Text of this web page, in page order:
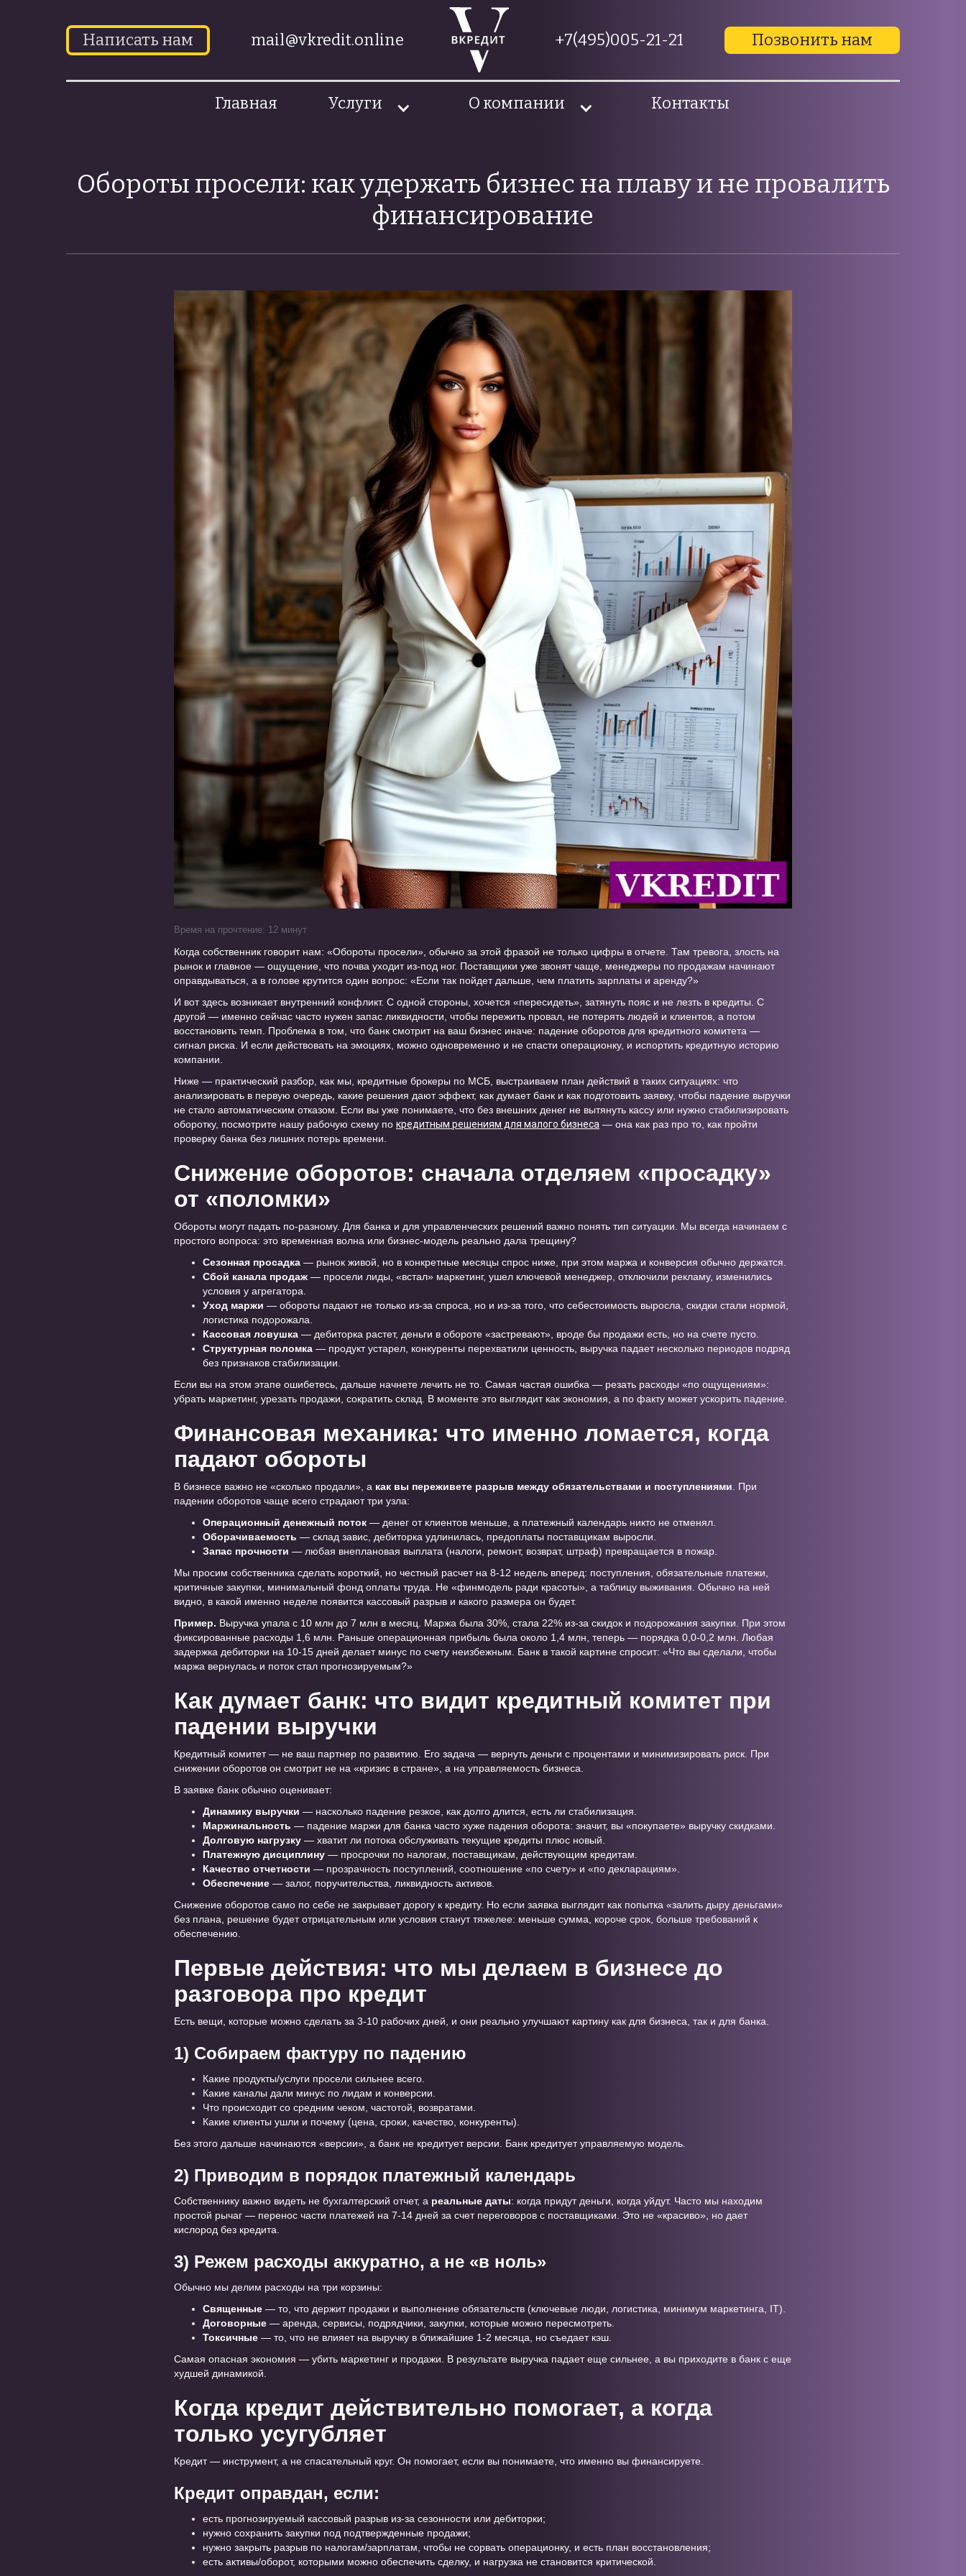
Написать нам mail@vkredit.online +7(495)005-21-21 Позвонить нам
Главная Услуги О компании Контакты
Обороты просели: как удержать бизнес на плаву и не провалить
финансирование
Время на прочтение: 12 минут
Когда собственник говорит нам: «Обороты просели», обычно за этой фразой не только цифры в отчете. Там тревога, злость на
рынок и главное — ощущение, что почва уходит из-под ног. Поставщики уже звонят чаще, менеджеры по продажам начинают
оправдываться, а в голове крутится один вопрос: «Если так пойдет дальше, чем платить зарплаты и аренду?»
И вот здесь возникает внутренний конфликт. С одной стороны, хочется «пересидеть», затянуть пояс и не лезть в кредиты. С
другой — именно сейчас часто нужен запас ликвидности, чтобы пережить провал, не потерять людей и клиентов, а потом
восстановить темп. Проблема в том, что банк смотрит на ваш бизнес иначе: падение оборотов для кредитного комитета —
сигнал риска. И если действовать на эмоциях, можно одновременно и не спасти операционку, и испортить кредитную историю
компании.
Ниже — практический разбор, как мы, кредитные брокеры по МСБ, выстраиваем план действий в таких ситуациях: что
анализировать в первую очередь, какие решения дают эффект, как думает банк и как подготовить заявку, чтобы падение выручки
не стало автоматическим отказом. Если вы уже понимаете, что без внешних денег не вытянуть кассу или нужно стабилизировать
оборотку, посмотрите нашу рабочую схему по кредитным решениям для малого бизнеса — она как раз про то, как пройти
проверку банка без лишних потерь времени.
Снижение оборотов: сначала отделяем «просадку»
от «поломки»
Обороты могут падать по-разному. Для банка и для управленческих решений важно понять тип ситуации. Мы всегда начинаем с
простого вопроса: это временная волна или бизнес-модель реально дала трещину?
Сезонная просадка — рынок живой, но в конкретные месяцы спрос ниже, при этом маржа и конверсия обычно держатся.
Сбой канала продаж — просели лиды, «встал» маркетинг, ушел ключевой менеджер, отключили рекламу, изменились
условия у агрегатора.
Уход маржи — обороты падают не только из-за спроса, но и из-за того, что себестоимость выросла, скидки стали нормой,
логистика подорожала.
Кассовая ловушка — дебиторка растет, деньги в обороте «застревают», вроде бы продажи есть, но на счете пусто.
Структурная поломка — продукт устарел, конкуренты перехватили ценность, выручка падает несколько периодов подряд
без признаков стабилизации.
Если вы на этом этапе ошибетесь, дальше начнете лечить не то. Самая частая ошибка — резать расходы «по ощущениям»:
убрать маркетинг, урезать продажи, сократить склад. В моменте это выглядит как экономия, а по факту может ускорить падение.
Финансовая механика: что именно ломается, когда
падают обороты
В бизнесе важно не «сколько продали», а как вы переживете разрыв между обязательствами и поступлениями. При
падении оборотов чаще всего страдают три узла:
Операционный денежный поток — денег от клиентов меньше, а платежный календарь никто не отменял.
Оборачиваемость — склад завис, дебиторка удлинилась, предоплаты поставщикам выросли.
Запас прочности — любая внеплановая выплата (налоги, ремонт, возврат, штраф) превращается в пожар.
Мы просим собственника сделать короткий, но честный расчет на 8-12 недель вперед: поступления, обязательные платежи,
критичные закупки, минимальный фонд оплаты труда. Не «финмодель ради красоты», а таблицу выживания. Обычно на ней
видно, в какой именно неделе появится кассовый разрыв и какого размера он будет.
Пример. Выручка упала с 10 млн до 7 млн в месяц. Маржа была 30%, стала 22% из-за скидок и подорожания закупки. При этом
фиксированные расходы 1,6 млн. Раньше операционная прибыль была около 1,4 млн, теперь — порядка 0,0-0,2 млн. Любая
задержка дебиторки на 10-15 дней делает минус по счету неизбежным. Банк в такой картине спросит: «Что вы сделали, чтобы
маржа вернулась и поток стал прогнозируемым?»
Как думает банк: что видит кредитный комитет при
падении выручки
Кредитный комитет — не ваш партнер по развитию. Его задача — вернуть деньги с процентами и минимизировать риск. При
снижении оборотов он смотрит не на «кризис в стране», а на управляемость бизнеса.
В заявке банк обычно оценивает:
Динамику выручки — насколько падение резкое, как долго длится, есть ли стабилизация.
Маржинальность — падение маржи для банка часто хуже падения оборота: значит, вы «покупаете» выручку скидками.
Долговую нагрузку — хватит ли потока обслуживать текущие кредиты плюс новый.
Платежную дисциплину — просрочки по налогам, поставщикам, действующим кредитам.
Качество отчетности — прозрачность поступлений, соотношение «по счету» и «по декларациям».
Обеспечение — залог, поручительства, ликвидность активов.
Снижение оборотов само по себе не закрывает дорогу к кредиту. Но если заявка выглядит как попытка «залить дыру деньгами»
без плана, решение будет отрицательным или условия станут тяжелее: меньше сумма, короче срок, больше требований к
обеспечению.
Первые действия: что мы делаем в бизнесе до
разговора про кредит
Есть вещи, которые можно сделать за 3-10 рабочих дней, и они реально улучшают картину как для бизнеса, так и для банка.
1) Собираем фактуру по падению
Какие продукты/услуги просели сильнее всего.
Какие каналы дали минус по лидам и конверсии.
Что происходит со средним чеком, частотой, возвратами.
Какие клиенты ушли и почему (цена, сроки, качество, конкуренты).
Без этого дальше начинаются «версии», а банк не кредитует версии. Банк кредитует управляемую модель.
2) Приводим в порядок платежный календарь
Собственнику важно видеть не бухгалтерский отчет, а реальные даты: когда придут деньги, когда уйдут. Часто мы находим
простой рычаг — перенос части платежей на 7-14 дней за счет переговоров с поставщиками. Это не «красиво», но дает
кислород без кредита.
3) Режем расходы аккуратно, а не «в ноль»
Обычно мы делим расходы на три корзины:
Священные — то, что держит продажи и выполнение обязательств (ключевые люди, логистика, минимум маркетинга, IT).
Договорные — аренда, сервисы, подрядчики, закупки, которые можно пересмотреть.
Токсичные — то, что не влияет на выручку в ближайшие 1-2 месяца, но съедает кэш.
Самая опасная экономия — убить маркетинг и продажи. В результате выручка падает еще сильнее, а вы приходите в банк с еще
худшей динамикой.
Когда кредит действительно помогает, а когда
только усугубляет
Кредит — инструмент, а не спасательный круг. Он помогает, если вы понимаете, что именно вы финансируете.
Кредит оправдан, если:
есть прогнозируемый кассовый разрыв из-за сезонности или дебиторки;
нужно сохранить закупки под подтвержденные продажи;
нужно закрыть разрыв по налогам/зарплатам, чтобы не сорвать операционку, и есть план восстановления;
есть активы/оборот, которыми можно обеспечить сделку, и нагрузка не становится критической.